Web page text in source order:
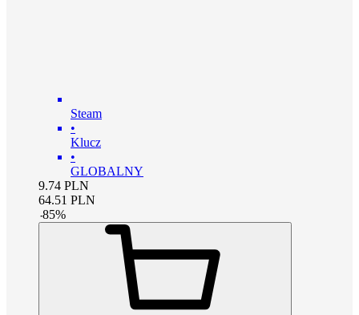
Steam
•
Klucz
•
GLOBALNY
9.74 PLN
64.51 PLN
-85%